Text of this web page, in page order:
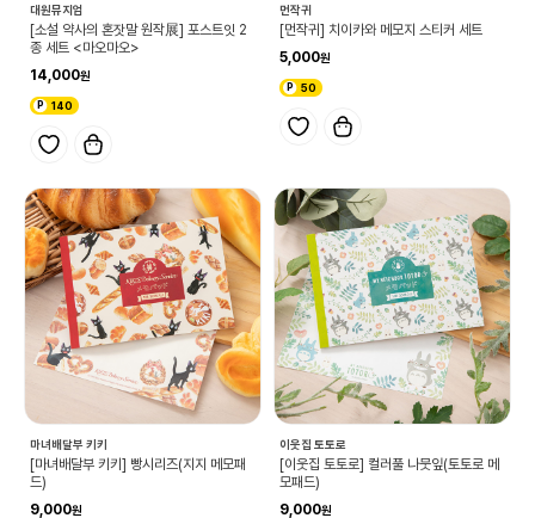
대원뮤지엄
[소설 약사의 혼잣말 원작展] 포스트잇 2
종 세트 <마오마오>
14,000
140
먼작귀
[먼작귀] 치이카와 메모지 스티커 세트
5,000
50
마녀배달부 키키
[마녀배달부 키키] 빵시리즈(지지 메모패
드)
9,000
이웃집 토토로
[이웃집 토토로] 컬러풀 나뭇잎(토토로 메
모패드)
9,000